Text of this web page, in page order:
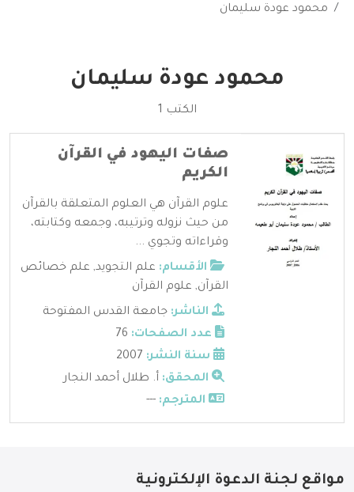
محمود عودة سليمان
محمود عودة سليمان
الكتب 1
صفات اليهود في القرآن
الكريم
علوم القرآن هي العلوم المتعلقة بالقرآن
من حيث نزوله وترتيبه، وجمعه وكتابته،
وقراءاته وتجوي ...
الأقسام: علم التجويد, علم خصائص
القرآن, علوم القرآن
الناشر: جامعة القدس المفتوحة
عدد الصفحات:
سنة النشر:
المحقق: أ. طلال أحمد النجار
المترجم: ---
مواقع لجنة الدعوة الإلكترونية